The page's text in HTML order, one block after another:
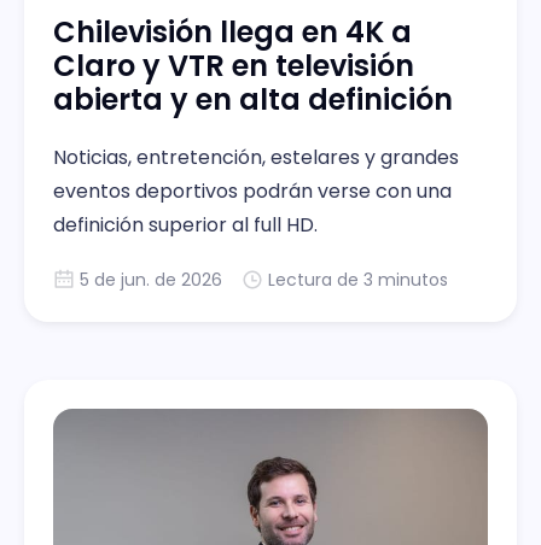
Chilevisión llega en 4K a
Claro y VTR en televisión
abierta y en alta definición
Noticias, entretención, estelares y grandes
eventos deportivos podrán verse con una
definición superior al full HD.
5 de jun. de 2026 Lectura de 3 minutos